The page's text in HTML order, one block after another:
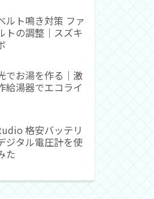
ルト鳴き対策 ファ
トの調整｜スズキ
でお湯を作る｜激
給湯器でエコライ
格安バッテリ
ジタル電圧計を使
た